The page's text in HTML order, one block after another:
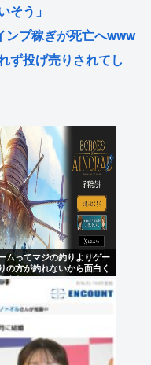
そう」
ンプ稼ぎが死亡へwww
ず投げ売りされてし
にこびりついた💩
ムってマジの釣りよりゲー
の方が釣れないから面白く
よな